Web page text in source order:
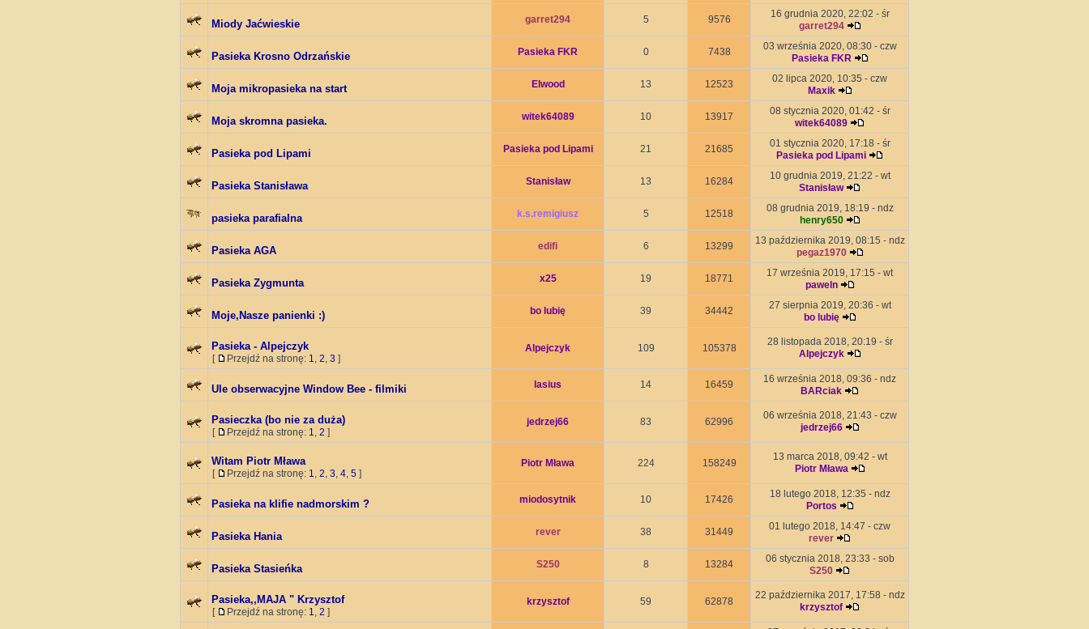
Miody Jaćwieskie garret294 5 9576
16 grudnia 2020, 22:02 - śr
garret294
Pasieka Krosno Odrzańskie Pasieka FKR 0 7438
03 września 2020, 08:30 - czw
Pasieka FKR
Moja mikropasieka na start Elwood 13 12523
02 lipca 2020, 10:35 - czw
Maxik
Moja skromna pasieka. witek64089 10 13917
08 stycznia 2020, 01:42 - śr
witek64089
Pasieka pod Lipami Pasieka pod Lipami 21 21685
01 stycznia 2020, 17:18 - śr
Pasieka pod Lipami
Pasieka Stanisława Stanisław 13 16284
10 grudnia 2019, 21:22 - wt
Stanisław
pasieka parafialna k.s.remigiusz 5 12518
08 grudnia 2019, 18:19 - ndz
henry650
Pasieka AGA edifi 6 13299
13 października 2019, 08:15 - ndz
pegaz1970
Pasieka Zygmunta x25 19 18771
17 września 2019, 17:15 - wt
paweln
Moje,Nasze panienki :) bo lubię 39 34442
27 sierpnia 2019, 20:36 - wt
bo lubię
Pasieka - Alpejczyk
[ Przejdź na stronę: 1, 2, 3 ]
Alpejczyk 109 105378
28 listopada 2018, 20:19 - śr
Alpejczyk
Ule obserwacyjne Window Bee - filmiki lasius 14 16459
16 września 2018, 09:36 - ndz
BARciak
Pasieczka (bo nie za duża)
[ Przejdź na stronę: 1, 2 ]
jedrzej66 83 62996
06 września 2018, 21:43 - czw
jedrzej66
Witam Piotr Mława
[ Przejdź na stronę: 1, 2, 3, 4, 5 ]
Piotr Mława 224 158249
13 marca 2018, 09:42 - wt
Piotr Mława
Pasieka na klifie nadmorskim ? miodosytnik 10 17426
18 lutego 2018, 12:35 - ndz
Portos
Pasieka Hania rever 38 31449
01 lutego 2018, 14:47 - czw
rever
Pasieka Stasieńka S250 8 13284
06 stycznia 2018, 23:33 - sob
S250
Pasieka,,MAJA " Krzysztof
[ Przejdź na stronę: 1, 2 ]
krzysztof 59 62878
22 października 2017, 17:58 - ndz
krzysztof